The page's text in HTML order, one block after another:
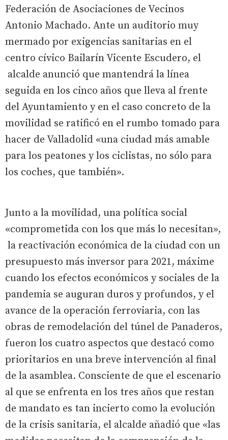
Federación de Asociaciones de Vecinos
Antonio Machado. Ante un auditorio muy
mermado por exigencias sanitarias en el
centro cívico Bailarín Vicente Escudero, el
alcalde anunció que mantendrá la línea
seguida en los cinco años que lleva al frente
del Ayuntamiento y en el caso concreto de la
movilidad se ratificó en el rumbo tomado para
hacer de Valladolid «una ciudad más amable
para los peatones y los ciclistas, no sólo para
los coches, que también».
Junto a la movilidad, una política social
«comprometida con los que más lo necesitan»,
la reactivación económica de la ciudad con un
presupuesto más inversor para 2021, máxime
cuando los efectos económicos y sociales de la
pandemia se auguran duros y profundos, y el
avance de la operación ferroviaria, con las
obras de remodelación del túnel de Panaderos,
fueron los cuatro aspectos que destacó como
prioritarios en una breve intervención al final
de la asamblea. Consciente de que el escenario
al que se enfrenta en los tres años que restan
de mandato es tan incierto como la evolución
de la crisis sanitaria, el alcalde añadió que «las